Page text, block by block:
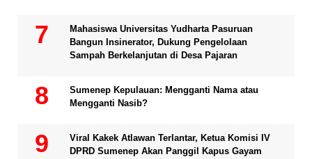
Mahasiswa Universitas Yudharta Pasuruan
Bangun Insinerator, Dukung Pengelolaan
Sampah Berkelanjutan di Desa Pajaran
Sumenep Kepulauan: Mengganti Nama atau
Mengganti Nasib?
Viral Kakek Atlawan Terlantar, Ketua Komisi IV
DPRD Sumenep Akan Panggil Kapus Gayam